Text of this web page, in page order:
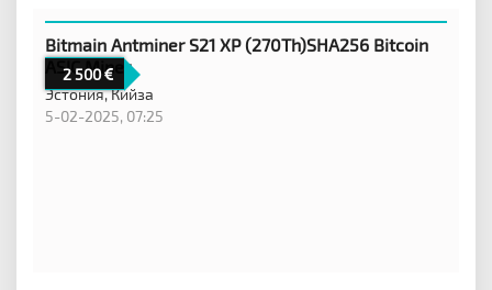
2 500
Bitmain Antminer S21 XP (270Th)SHA256 Bitcoin
ASIC Miner
Эстония,Кийза
5-02-2025, 07:25